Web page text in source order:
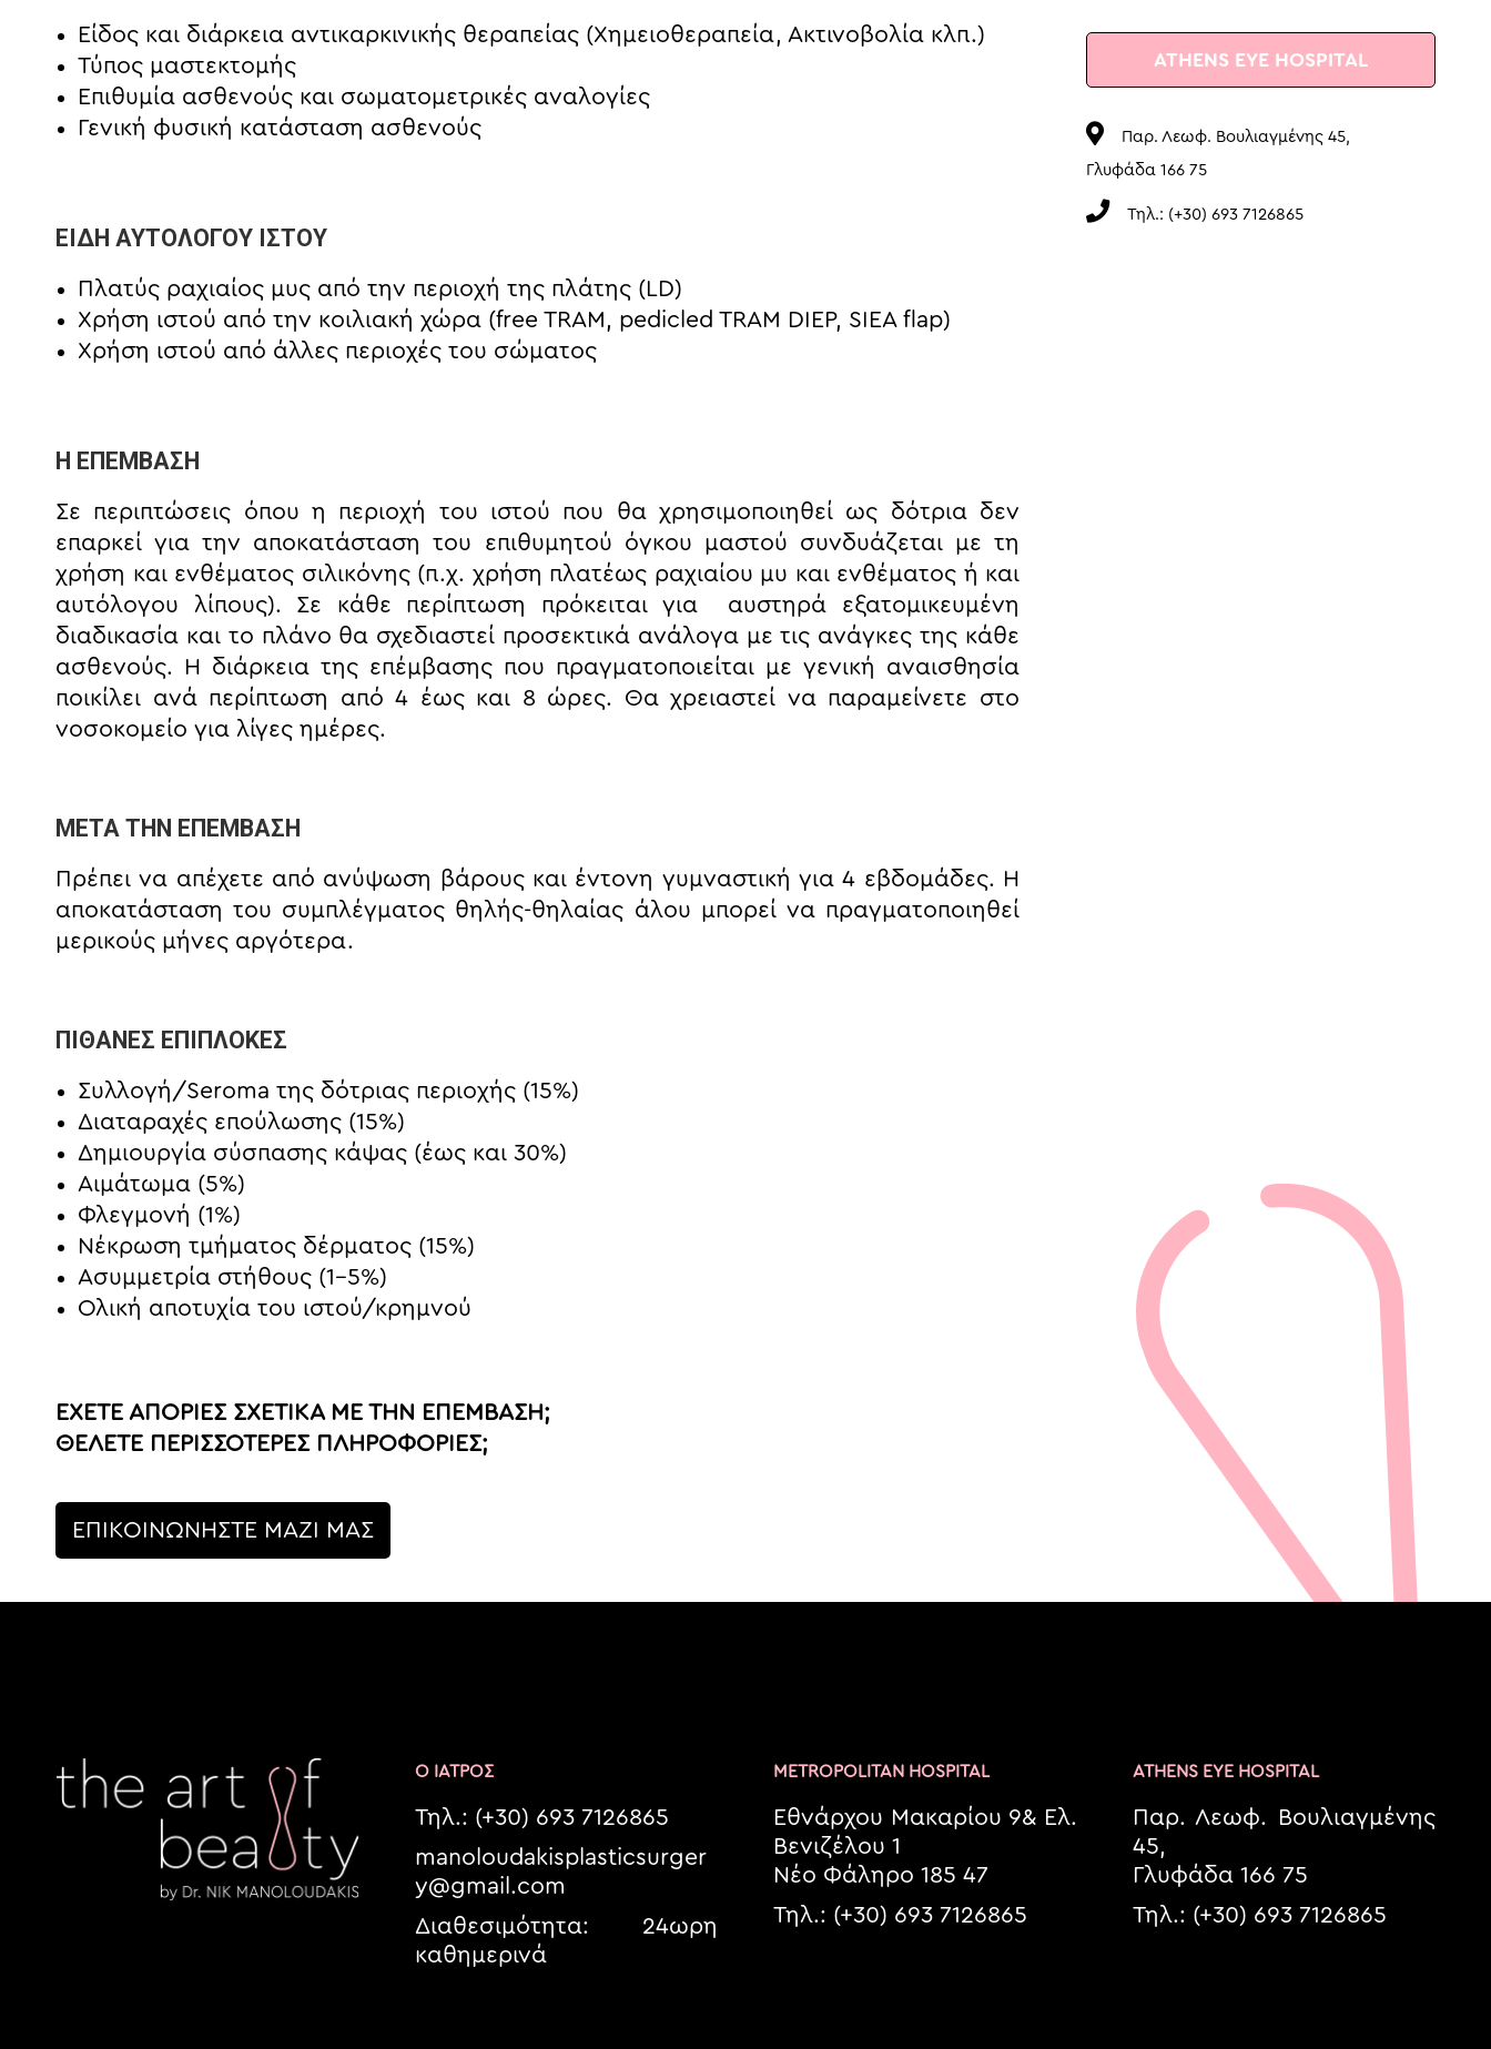
Είδος και διάρκεια αντικαρκινικής θεραπείας (Χημειοθεραπεία, Ακτινοβολία κλπ.)
Τύπος μαστεκτομής
Επιθυμία ασθενούς και σωματομετρικές αναλογίες
Γενική φυσική κατάσταση ασθενούς
ΕΙΔΗ ΑΥΤΟΛΟΓΟΥ ΙΣΤΟΥ
Πλατύς ραχιαίος μυς από την περιοχή της πλάτης (LD)
Χρήση ιστού από την κοιλιακή χώρα (free TRAM, pedicled TRAM DIEP, SIEA flap)
Χρήση ιστού από άλλες περιοχές του σώματος
Η ΕΠΕΜΒΑΣΗ
Σε περιπτώσεις όπου η περιοχή του ιστού που θα χρησιμοποιηθεί ως δότρια δεν
επαρκεί για την αποκατάσταση του επιθυμητού όγκου μαστού συνδυάζεται με τη
χρήση και ενθέματος σιλικόνης (π.χ. χρήση πλατέως ραχιαίου μυ και ενθέματος ή και
αυτόλογου λίπους). Σε κάθε περίπτωση πρόκειται για αυστηρά εξατομικευμένη
διαδικασία και το πλάνο θα σχεδιαστεί προσεκτικά ανάλογα με τις ανάγκες της κάθε
ασθενούς. Η διάρκεια της επέμβασης που πραγματοποιείται με γενική αναισθησία
ποικίλει ανά περίπτωση από 4 έως και 8 ώρες. Θα χρειαστεί να παραμείνετε στο
νοσοκομείο για λίγες ημέρες.
ΜΕΤΑ ΤΗΝ ΕΠΕΜΒΑΣΗ
Πρέπει να απέχετε από ανύψωση βάρους και έντονη γυμναστική για 4 εβδομάδες. Η
αποκατάσταση του συμπλέγματος θηλής-θηλαίας άλου μπορεί να πραγματοποιηθεί
μερικούς μήνες αργότερα.
ΠΙΘΑΝΕΣ ΕΠΙΠΛΟΚΕΣ
Συλλογή/Seroma της δότριας περιοχής (15%)
Διαταραχές επούλωσης (15%)
Δημιουργία σύσπασης κάψας (έως και 30%)
Αιμάτωμα (5%)
Φλεγμονή (1%)
Νέκρωση τμήματος δέρματος (15%)
Ασυμμετρία στήθους (1-5%)
Ολική αποτυχία του ιστού/κρημνού
ΕΧΕΤΕ ΑΠΟΡΙΕΣ ΣΧΕΤΙΚΑ ΜΕ ΤΗΝ ΕΠΕΜΒΑΣΗ;
ΘΕΛΕΤΕ ΠΕΡΙΣΣΟΤΕΡΕΣ ΠΛΗΡΟΦΟΡΙΕΣ;
ΕΠΙΚΟΙΝΩΝΗΣΤΕ ΜΑΖΙ ΜΑΣ
ATHENS EYE HOSPITAL
Παρ. Λεωφ. Βουλιαγμένης 45,
Γλυφάδα 166 75
Τηλ.: (+30) 693 7126865
Ο ΙΑΤΡΟΣ
Τηλ.: (+30) 693 7126865
manoloudakisplasticsurger
y@gmail.com
Διαθεσιμότητα: 24ωρη
καθημερινά
METROPOLITAN HOSPITAL
Εθνάρχου Μακαρίου 9& Ελ.
Βενιζέλου 1
Νέο Φάληρο 185 47
Τηλ.: (+30) 693 7126865
ATHENS EYE HOSPITAL
Παρ. Λεωφ. Βουλιαγμένης
45,
Γλυφάδα 166 75
Τηλ.: (+30) 693 7126865